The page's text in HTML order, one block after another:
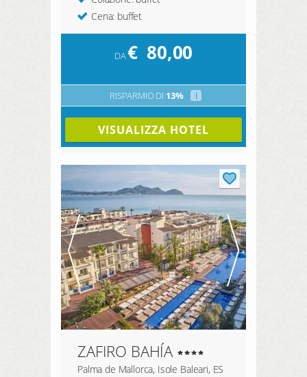
Cena: buffet
DA€ 80,00
RISPARMIO DI 13% i
VISUALIZZA HOTEL
ZAFIRO BAHÍA
Palma de Mallorca, Isole Baleari, ES